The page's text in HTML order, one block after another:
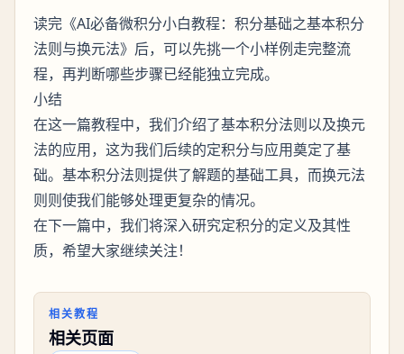
读完《AI必备微积分小白教程：积分基础之基本积分
法则与换元法》后，可以先挑一个小样例走完整流
程，再判断哪些步骤已经能独立完成。
小结
在这一篇教程中，我们介绍了基本积分法则以及换元
法的应用，这为我们后续的定积分与应用奠定了基
础。基本积分法则提供了解题的基础工具，而换元法
则则使我们能够处理更复杂的情况。
在下一篇中，我们将深入研究定积分的定义及其性
质，希望大家继续关注！
相关教程
相关页面